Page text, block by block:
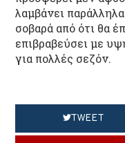
λαμβάνει
σοβαρά από ότι θα
επιβραβεύσει με
για πολλές σεζόν.
TWEET